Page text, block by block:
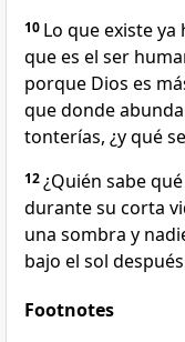
10 Lo que existe
que es el ser
porque Dios es
que donde
tonterías, ¿y qué
12¿Quién sabe
durante su corta
una sombra y
bajo el sol
Footnotes